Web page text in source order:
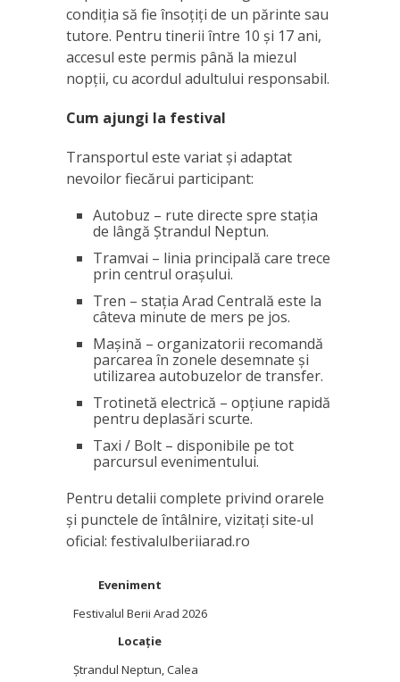
condiţia să fie însoţiţi de un părinte sau
tutore. Pentru tinerii între 10 şi 17 ani,
accesul este permis până la miezul
nopţii, cu acordul adultului responsabil.
Cum ajungi la festival
Transportul este variat și adaptat
nevoilor fiecărui participant:
Autobuz – rute directe spre staţia
de lângă Ștrandul Neptun.
Tramvai – linia principală care trece
prin centrul oraşului.
Tren – staţia Arad Centrală este la
câteva minute de mers pe jos.
Mașină – organizatorii recomandă
parcarea în zonele desemnate și
utilizarea autobuzelor de transfer.
Trotinetă electrică – opţiune rapidă
pentru deplasări scurte.
Taxi / Bolt – disponibile pe tot
parcursul evenimentului.
Pentru detalii complete privind orarele
și punctele de întâlnire, vizitaţi site‑ul
oficial: festivalulberiiarad.ro
Eveniment
Festivalul Berii Arad 2026
Locație
Ștrandul Neptun,Calea